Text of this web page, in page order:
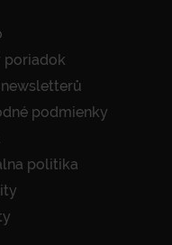
poriadok
podmienky
politika